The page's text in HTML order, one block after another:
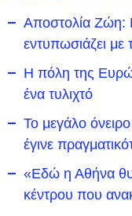
Αποστολία Ζώη:
εντυπωσιάζει
Η πόλη της
ένα τυλιχτό
Το μεγάλο
έγινε
«Εδώ η Αθήνα
κέντρου που